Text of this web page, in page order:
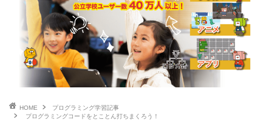
HOME
プログラミング学習記事
プログラミングコードをとことん打ちまくろう！